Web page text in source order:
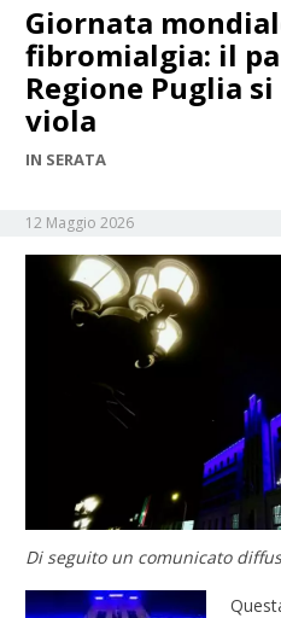
Giornata
fibromialgia: il
Regione Puglia
viola
IN SERATA
12 Maggio 2026
Di seguito un comunicato